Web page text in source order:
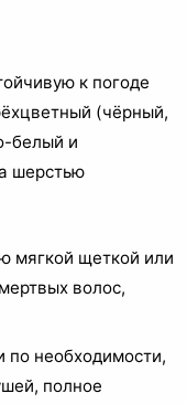
к погоде
(чёрный,
белый и
шерстью
мягкой щеткой или
волос,
необходимости,
полное